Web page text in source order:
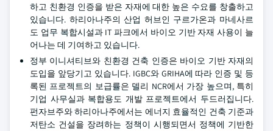
하고 친환경 인증을 받은 자재에 대한 높은 수요를 창출하고
있습니다. 하리아나주의 산업 허브인 구르가온과 마네사르
도 업무 복합시설과 IT 파크에서 바이오 기반 자재 사용이 늘
어나는 데 기여하고 있습니다.
정부 이니셔티브와 친환경 건축 인증은 바이오 기반 자재의
도입을 앞당기고 있습니다. IGBC와 GRIHA에 따라 인증 및 등
록된 프로젝트의 보급률은 델리 NCR에서 가장 높으며, 특히
기업 사무실과 복합용도 개발 프로젝트에서 두드러집니다.
펀자브주와 하리아나주에서는 에너지 효율적인 건축 기준과
저탄소 건설을 장려하는 정책이 시행되면서 정책에 기반한